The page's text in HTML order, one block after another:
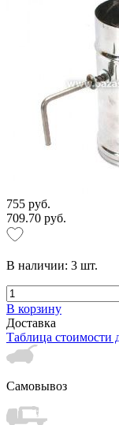
755 руб.
709.70 руб.
В наличии: 3 шт.
В корзину
Доставка
Таблица стоимости
Самовывоз